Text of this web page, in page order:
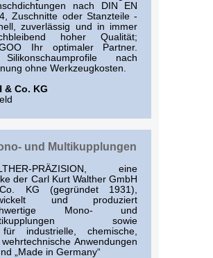
nach DIN EN
Zuschnitte oder Stanzteile -
zuverlässig und in immer
hoher Qualität;
Ihr optimaler Partner.
nach
ohne Werkzeugkosten.
& Co. KG
und Multikupplungen
PRÄZISION, eine
der Carl Kurt Walther GmbH
KG (gegründet 1931),
und produziert
Mono- und
sowie
für industrielle, chemische,
Anwendungen
„Made in Germany“